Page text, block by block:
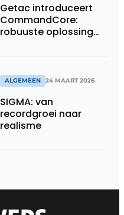
Getac introduceert
CommandCore:
robuuste oplossing
ALGEMEEN 24 MAART 2026
SIGMA: van
recordgroei naar
realisme